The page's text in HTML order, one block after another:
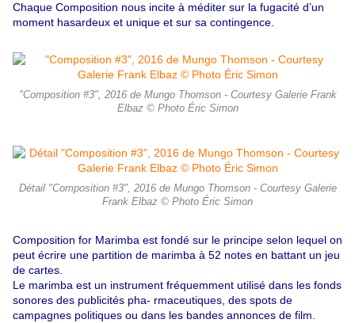
Chaque Composition nous incite à méditer sur la fugacité d’un
moment hasardeux et unique et sur sa contingence.
"Composition #3", 2016 de Mungo Thomson - Courtesy Galerie Frank
Elbaz © Photo Éric Simon
Détail "Composition #3", 2016 de Mungo Thomson - Courtesy Galerie
Frank Elbaz © Photo Éric Simon
Composition for Marimba est fondé sur le principe selon lequel on
peut écrire une partition de marimba à 52 notes en battant un jeu
de cartes.
Le marimba est un instrument fréquemment utilisé dans les fonds
sonores des publicités pha- rmaceutiques, des spots de
campagnes politiques ou dans les bandes annonces de film.